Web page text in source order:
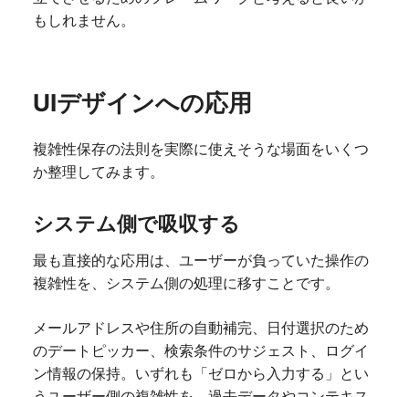
もしれません。
UIデザインへの応用
複雑性保存の法則を実際に使えそうな場面をいくつ
か整理してみます。
システム側で吸収する
最も直接的な応用は、ユーザーが負っていた操作の
複雑性を、システム側の処理に移すことです。
メールアドレスや住所の自動補完、日付選択のため
のデートピッカー、検索条件のサジェスト、ログイ
ン情報の保持。いずれも「ゼロから入力する」とい